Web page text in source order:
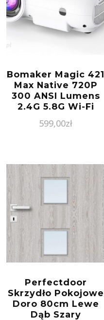
Bomaker Magic 421
Max Native 720P
300 ANSI Lumens
2.4G 5.8G Wi-Fi
Screen Mirroring
Bluetooth
599,00zł
Perfectdoor
Skrzydło Pokojowe
Doro 80cm Lewe
Dąb Szary